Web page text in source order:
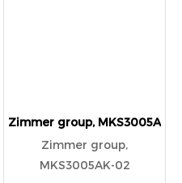
Zimmer group, MKS3005AK-
Zimmer group,
MKS3005AK-02